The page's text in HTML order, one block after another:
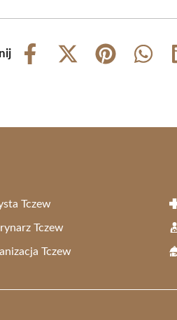
Share
Share
Share
Share
Tczew
Tczew
Tczew